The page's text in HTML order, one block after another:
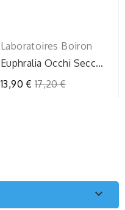
Laboratoires Boiron
Euphralia Occhi Secchi:
Monodose
13,90 € Prezzo
17,20 €
